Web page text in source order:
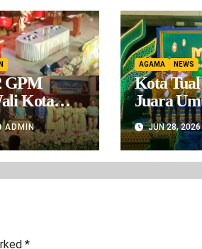
GPM
Kota
dan
ADMIN
AGAMA NEWS
Kota
Juara
XXXI
Poin
JUN 28, 2026
*